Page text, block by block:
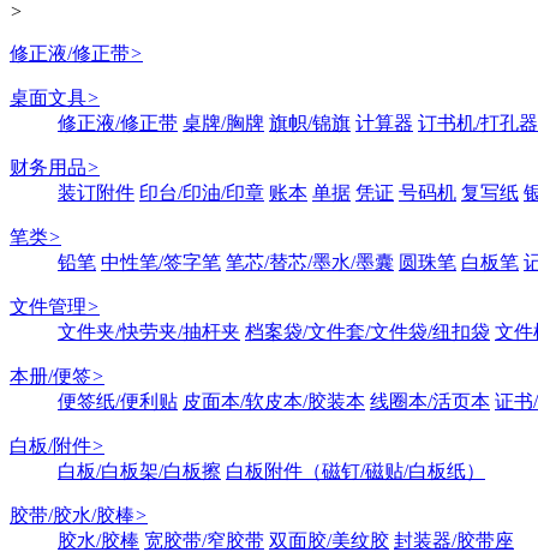
>
修正液/修正带>
桌面文具>
修正液/修正带 桌牌/胸牌 旗帜/锦旗 计算器 订书机/打孔器
财务用品>
装订附件 印台/印油/印章 账本 单据 凭证 号码机 复写纸
笔类>
铅笔 中性笔/签字笔 笔芯/替芯/墨水/墨囊 圆珠笔 白板笔
文件管理>
文件夹/快劳夹/抽杆夹 档案袋/文件套/文件袋/纽扣袋 文件
本册/便签>
便签纸/便利贴 皮面本/软皮本/胶装本 线圈本/活页本 证书
白板/附件>
白板/白板架/白板擦 白板附件（磁钉/磁贴/白板纸）
胶带/胶水/胶棒>
胶水/胶棒 宽胶带/窄胶带 双面胶/美纹胶 封装器/胶带座